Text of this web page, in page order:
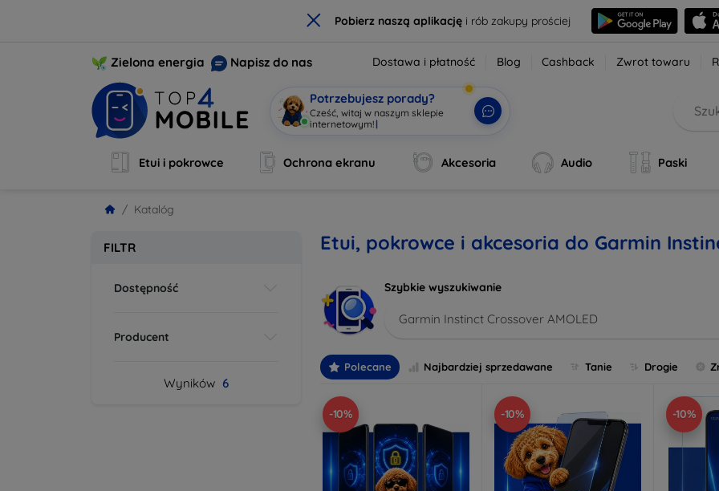
× Pobierz naszą aplikacjęi rób zakupy prościej
Zielona energia Napisz do nas Dostawa i płatność Blog Cashback Zwrot towaru
Potrzebujesz porady?
Cześć, witaj w naszym sklepie
internetowym!|
Etui i pokrowce Ochrona ekranu Akcesoria Audio Paski
Katalóg
FILTR
Dostępność
Producent
Wyników 6
Etui, pokrowce i akcesoria do Garmin
Szybkie wyszukiwanie
Garmin Instinct Crossover AMOLED
Polecane Najbardziej sprzedawane Tanie Drogie
-10% -10% -10%